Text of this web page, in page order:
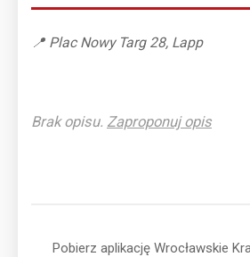
📍 Plac Nowy Targ 28, Lapp
Brak opisu. Zaproponuj opis
Pobierz aplikację Wrocławskie